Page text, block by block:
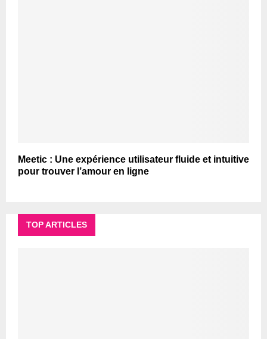
Meetic : Une expérience utilisateur fluide et intuitive
pour trouver l’amour en ligne
TOP ARTICLES